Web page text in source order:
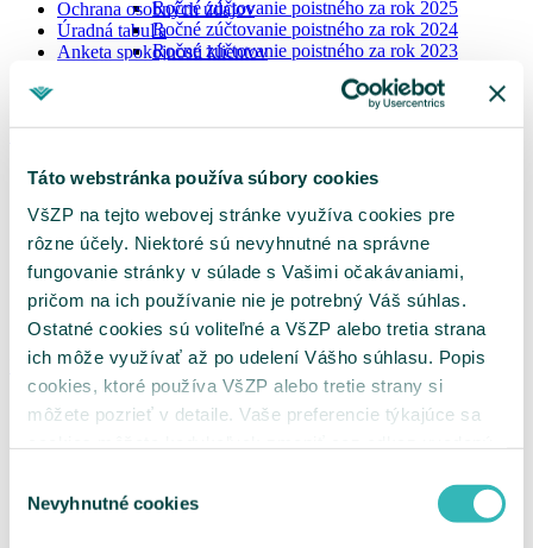
Táto webstránka používa súbory cookies
VšZP na tejto webovej stránke využíva cookies pre
rôzne účely. Niektoré sú nevyhnutné na správne
fungovanie stránky v súlade s Vašimi očakávaniami,
pričom na ich používanie nie je potrebný Váš súhlas.
Ostatné cookies sú voliteľné a VšZP alebo tretia strana
ich môže využívať až po udelení Vášho súhlasu. Popis
cookies, ktoré používa VšZP alebo tretie strany si
môžete pozrieť v detaile. Vaše preferencie týkajúce sa
súhlasu
Nevyhnutné cookies
Ročné zúčtovanie poistného za rok 2025
Ročné zúčtovanie poistného za rok 2024
Ročné zúčtovanie poistného za rok 2023
Vydávanie výkazov nedoplatkov
poistného
Výkaz preddavkov zamestnávateľa
Výkaz preddavkov na poistné na verejné
zdravotné poistenie platiteľa dividend
Žiadosť o splátkový kalendár
Žiadosť o vrátenie poistného / Žiadosť o
preúčtovanie platby
Vyhľadanie príslušnosti k pobočke
Ukrajina
MenuBanner
Ochrana osobných údajov
Úradná tabuľa
Anketa spokojnosti klientov
Výhody a zľavy
Aktuálne benefity
Pre seniorov
Pre deti
Pre darcov krvi
Peňaženka zdravia
Vernostný program
Podcast
Kontakt
Pobočky
Call centrum
Napíšte nám
Spolupracujte s nami
Vybavovanie sťažností